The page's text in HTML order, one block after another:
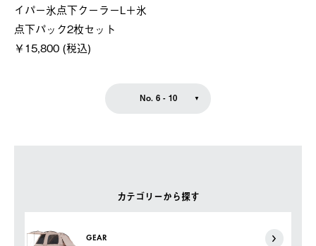
カテゴリーから探す
GEAR
イパー氷点下クーラーL＋氷
点下パック2枚セット
￥15,800 (税込)
No. 6 - 10